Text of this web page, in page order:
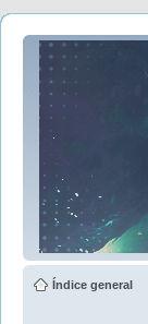
Índice general